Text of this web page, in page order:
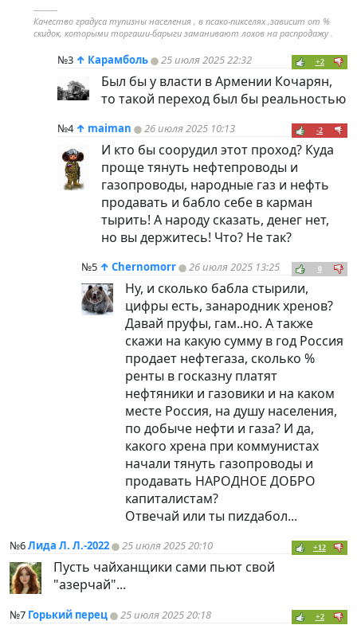
----------
Качество градуса тупизны населения , в псако-пикселях ,зависит от %
скидок, которыми торгаши-барыги заманивают лохов на распродажу .
№3 ↑ Карамболь 25 июля 2025 22:32 +2
Был бы у власти в Армении Кочарян,
то такой переход был бы реальностью
№4 ↑ maiman 26 июля 2025 10:13 -2
И кто бы соорудил этот проход? Куда
проще тянуть нефтепроводы и
газопроводы, народные газ и нефть
продавать и бабло себе в карман
тырить! А народу сказать, денег нет,
но вы держитесь! Что? Не так?
№5 ↑ Chernomorr 26 июля 2025 13:25 0
Ну, и сколько бабла стырили,
цифры есть, занародник хренов?
Давай пруфы, гам..но. А также
скажи на какую сумму в год Россия
продает нефтегаза, сколько %
ренты в госказну платят
нефтяники и газовики и на каком
месте Россия, на душу населения,
по добыче нефти и газа? И да,
какого хрена при коммунистах
начали тянуть газопроводы и
продавать НАРОДНОЕ ДОБРО
капиталистам?
Отвечай или ты пиzдабол...
№6Лида Л. Л.-2022 25 июля 2025 20:10 +12
Пусть чайханщики сами пьют свой
"азерчай"...
№7 Горький перец 25 июля 2025 20:18 +2